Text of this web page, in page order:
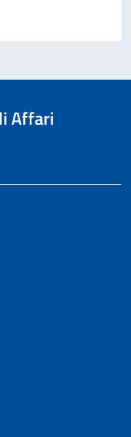
Affari